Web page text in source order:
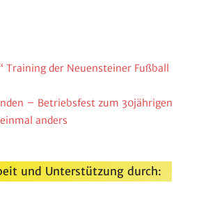
Trai­ning der Neuen­steiner Fußball
– Betriebs­fest zum 30jährigen
anders
und Unterstützung durch: